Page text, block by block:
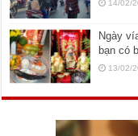
14/02/
Ngày
bạn có
13/02/